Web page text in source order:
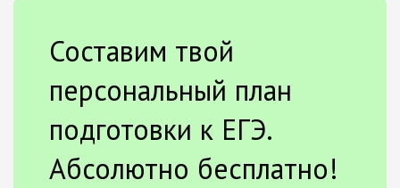
Составим твой
персональный план
подготовки к ЕГЭ.
Абсолютно бесплатно!